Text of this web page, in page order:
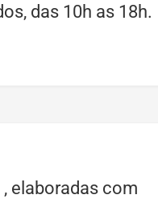
das 10h as 18h.
elaboradas com